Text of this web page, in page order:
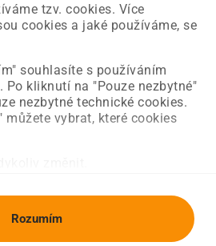
tzv. cookies. Více
cookies a jaké používáme, se
souhlasíte s používáním
Po kliknutí na "Pouze nezbytné"
nezbytné technické cookies.
můžete vybrat, které cookies
Rozumím
straně a už ji opravujeme.
načíst požadovanou stránku.
Úvodní strana